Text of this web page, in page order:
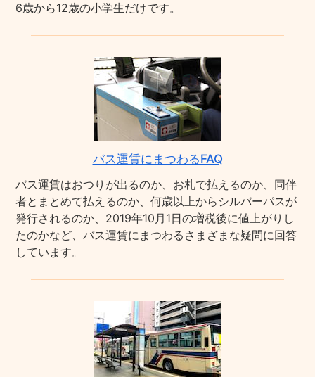
6歳から12歳の小学生だけです。
バス運賃にまつわるFAQ
バス運賃はおつりが出るのか、お札で払えるのか、同伴
者とまとめて払えるのか、何歳以上からシルバーパスが
発行されるのか、2019年10月1日の増税後に値上がりし
たのかなど、バス運賃にまつわるさまざまな疑問に回答
しています。